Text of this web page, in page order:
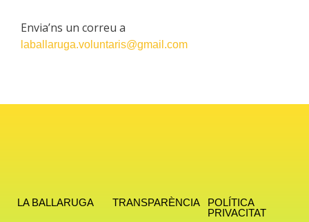
Envia’ns un correu a
laballaruga.voluntaris@gmail.com
LA BALLARUGA TRANSPARÈNCIA
POLÍTICA
PRIVACITAT